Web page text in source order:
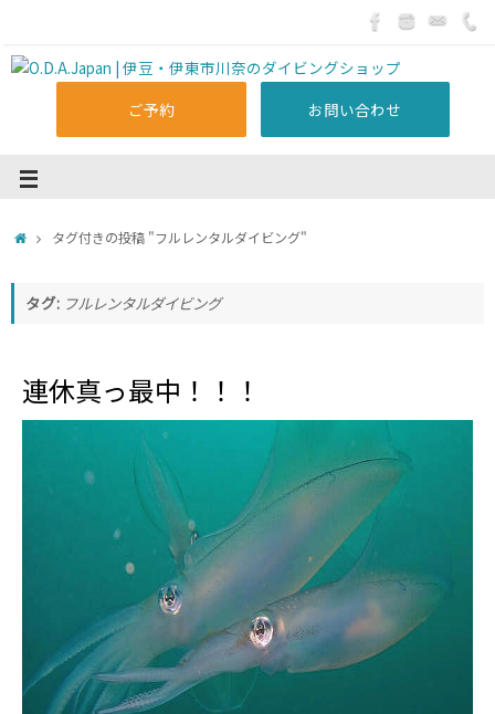
ご予約 お問い合わせ
タグ付きの投稿 "フルレンタルダイビング"
タグ: フルレンタルダイビング
連休真っ最中！！！